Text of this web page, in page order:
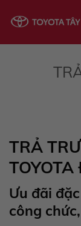
TRẢ
Ưu đãi
công